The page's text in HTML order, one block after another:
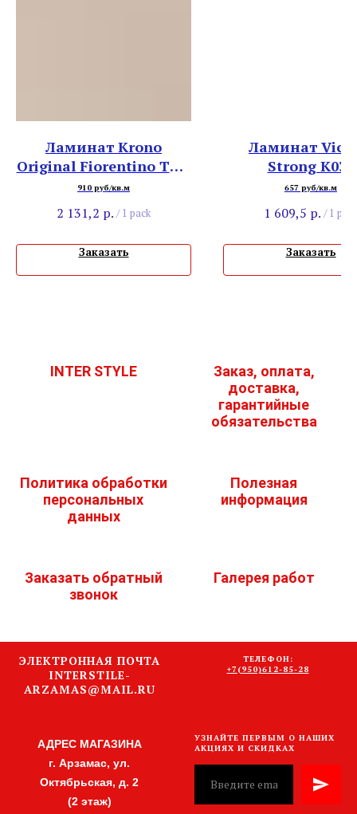
Ламинат Krono
Original Fiorentino ТС 8
32 4V 5529NL Дуб
Орегон
910 руб/кв.м
2 131,2 р. / 1 pack
Заказать
Ламинат
Strong К039
Дрифтвуд
657 руб/кв.м
1 609,5 р. / 1 pack
Заказать
INTER STYLE
Заказ, оплата,
доставка,
гарантийные
обязательства
Политика обработки
персональных
данных
Полезная
информация
Заказать обратный
звонок
Галерея работ
ЭЛЕКТРОННАЯ ПОЧТА
INTERSTILE-
ARZAMAS@MAIL.RU
ТЕЛЕФОН:
+7(950)612-85-28
АДРЕС МАГАЗИНА
г. Арзамас, ул.
Октябрьская, д. 2
(2 этаж)
УЗНАЙТЕ ПЕРВЫМ О НАШИХ
АКЦИЯХ И СКИДКАХ